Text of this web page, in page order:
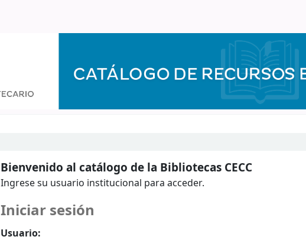
Bienvenido al catálogo de la Bibliotecas CECC
Ingrese su usuario institucional para acceder.
Iniciar sesión
Usuario: